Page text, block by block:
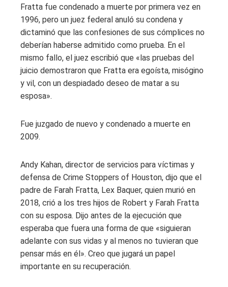
Fratta fue condenado a muerte por primera vez en
1996, pero un juez federal anuló su condena y
dictaminó que las confesiones de sus cómplices no
deberían haberse admitido como prueba. En el
mismo fallo, el juez escribió que «las pruebas del
juicio demostraron que Fratta era egoísta, misógino
y vil, con un despiadado deseo de matar a su
esposa».
Fue juzgado de nuevo y condenado a muerte en
2009.
Andy Kahan, director de servicios para víctimas y
defensa de Crime Stoppers of Houston, dijo que el
padre de Farah Fratta, Lex Baquer, quien murió en
2018, crió a los tres hijos de Robert y Farah Fratta
con su esposa. Dijo antes de la ejecución que
esperaba que fuera una forma de que «siguieran
adelante con sus vidas y al menos no tuvieran que
pensar más en él». Creo que jugará un papel
importante en su recuperación.